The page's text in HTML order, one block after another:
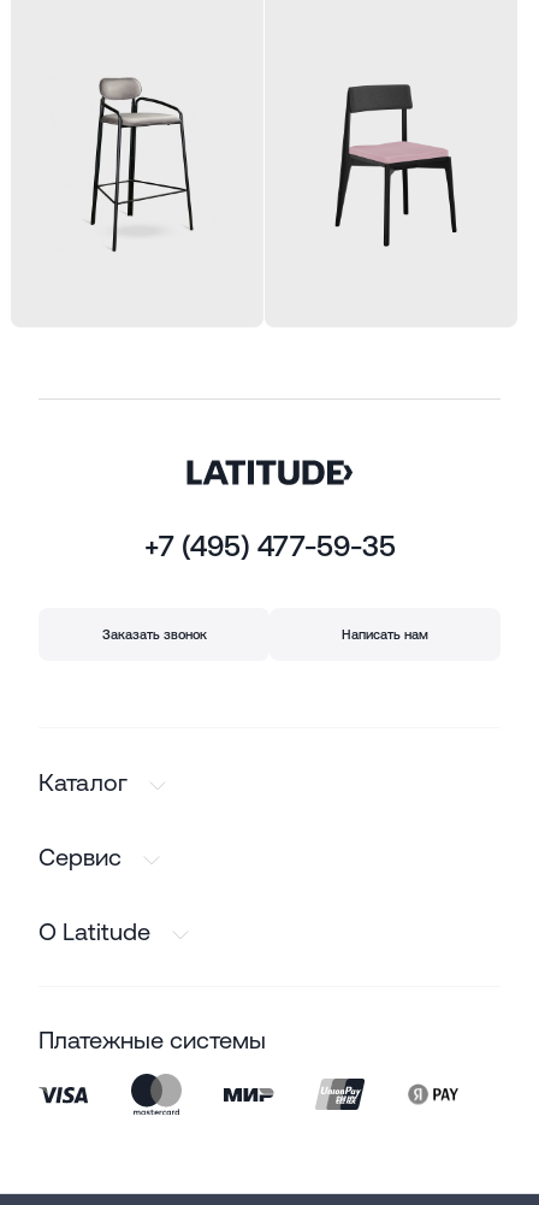
+7 (495) 477-59-35
Заказать звонок Написать нам
Каталог
Сервис
О Latitude
Платежные системы